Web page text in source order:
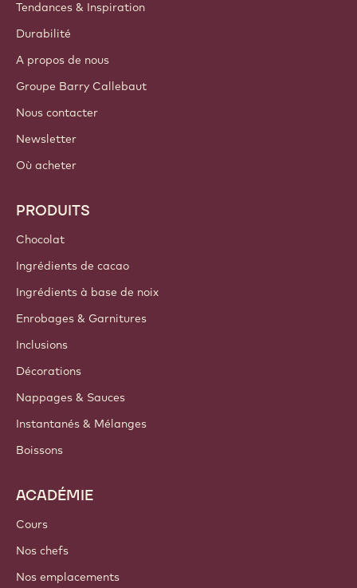
Tendances & Inspiration
Durabilité
A propos de nous
Groupe Barry Callebaut
Nous contacter
Newsletter
Où acheter
PRODUITS
Chocolat
Ingrédients de cacao
Ingrédients à base de noix
Enrobages & Garnitures
Inclusions
Décorations
Nappages & Sauces
Instantanés & Mélanges
Boissons
ACADÉMIE
Cours
Nos chefs
Nos emplacements